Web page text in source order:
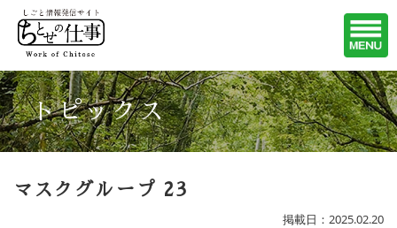
トピックス
マスクグループ 23
掲載日：2025.02.20